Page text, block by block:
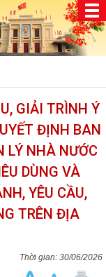
GIẢI TRÌNH Ý
ĐỊNH BAN
LÝ NHÀ NƯỚC
DÙNG VÀ
YÊU CẦU,
TRÊN ĐỊA
30/06/2026